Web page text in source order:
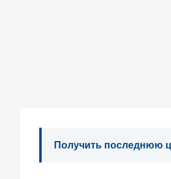
Получить последнюю